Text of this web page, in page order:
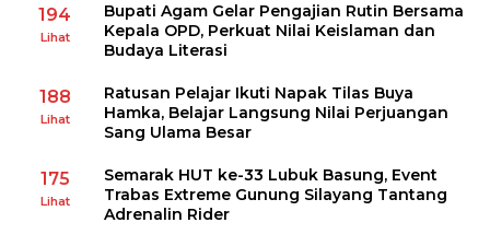
194
Lihat
Bupati Agam Gelar Pengajian Rutin Bersama
Kepala OPD, Perkuat Nilai Keislaman dan
Budaya Literasi
188
Lihat
Ratusan Pelajar Ikuti Napak Tilas Buya
Hamka, Belajar Langsung Nilai Perjuangan
Sang Ulama Besar
175
Lihat
Semarak HUT ke-33 Lubuk Basung, Event
Trabas Extreme Gunung Silayang Tantang
Adrenalin Rider